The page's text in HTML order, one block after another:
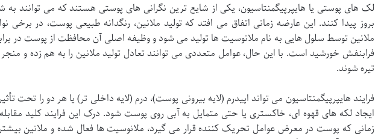
لک های پوستی یا هایپرپیگمنتاسیون، یکی از شایع ترین نگرانی های پوستی هستند که می توانند
بروز پیدا کنند. این عارضه زمانی اتفاق می افتد که تولید ملانین، رنگدانه طبیعی پوست، در برخی
ملانین توسط سلول هایی به نام ملانوسیت ها تولید می شود و وظیفه اصلی آن محافظت از پوست در
فرابنفش خورشید است. با این حال، عوامل متعددی می توانند تعادل تولید ملانین را به هم زده و
تیره شوند.
فرایند هایپرپیگمنتاسیون می تواند اپیدرم (لایه بیرونی پوست)، درم (لایه داخلی تر) یا هر دو را تحت
ایجاد لکه های قهوه ای، خاکستری یا حتی متمایل به آبی روی پوست شود. درک این فرایند کلید
زمانی که پوست در معرض عوامل تحریک کننده قرار می گیرد، ملانوسیت ها فعال شده و ملانین